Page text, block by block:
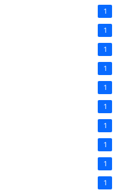
1
1
1
1
1
1
1
1
1
1